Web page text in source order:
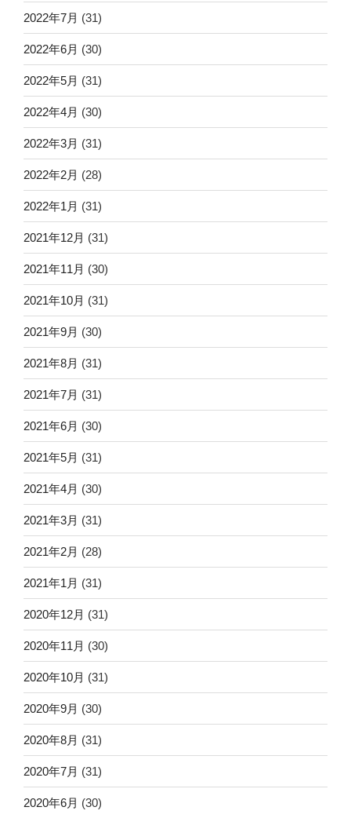
2022年7月 (31)
2022年6月 (30)
2022年5月 (31)
2022年4月 (30)
2022年3月 (31)
2022年2月 (28)
2022年1月 (31)
2021年12月 (31)
2021年11月 (30)
2021年10月 (31)
2021年9月 (30)
2021年8月 (31)
2021年7月 (31)
2021年6月 (30)
2021年5月 (31)
2021年4月 (30)
2021年3月 (31)
2021年2月 (28)
2021年1月 (31)
2020年12月 (31)
2020年11月 (30)
2020年10月 (31)
2020年9月 (30)
2020年8月 (31)
2020年7月 (31)
2020年6月 (30)